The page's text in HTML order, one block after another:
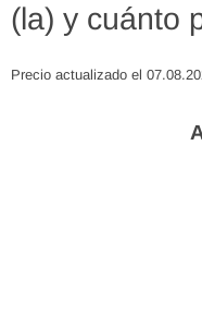
(la) y cuánto
Precio actualizado el